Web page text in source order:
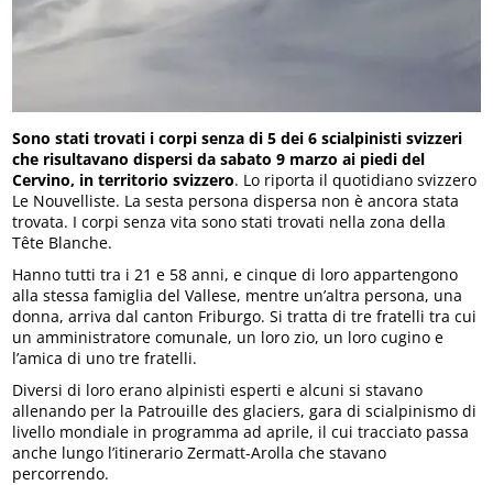
Sono stati trovati i corpi senza di 5 dei 6 scialpinisti svizzeri
che risultavano dispersi da sabato 9 marzo ai piedi del
Cervino, in territorio svizzero. Lo riporta il quotidiano svizzero
Le Nouvelliste. La sesta persona dispersa non è ancora stata
trovata. I corpi senza vita sono stati trovati nella zona della
Tête Blanche.
Hanno tutti tra i 21 e 58 anni, e cinque di loro appartengono
alla stessa famiglia del Vallese, mentre un’altra persona, una
donna, arriva dal canton Friburgo. Si tratta di tre fratelli tra cui
un amministratore comunale, un loro zio, un loro cugino e
l’amica di uno tre fratelli.
Diversi di loro erano alpinisti esperti e alcuni si stavano
allenando per la Patrouille des glaciers, gara di scialpinismo di
livello mondiale in programma ad aprile, il cui tracciato passa
anche lungo l’itinerario Zermatt-Arolla che stavano
percorrendo.